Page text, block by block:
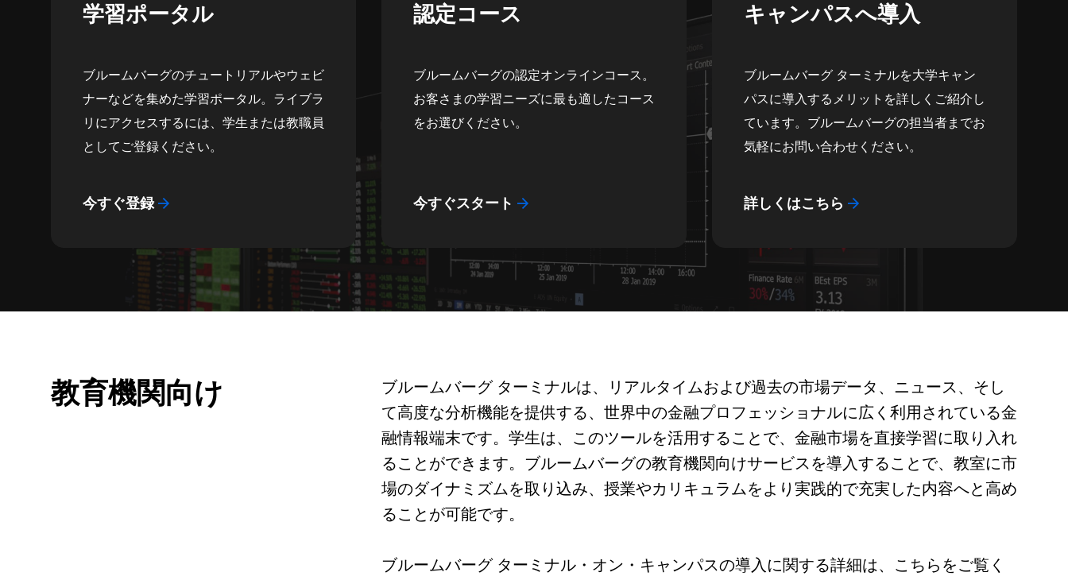
学習ポータル
ブルームバーグのチュートリアルやウェビ
ナーなどを集めた学習ポータル。ライブラ
リにアクセスするには、学生または教職員
としてご登録ください。
今すぐ登録
認定コース
ブルームバーグの認定オンラインコース。
お客さまの学習ニーズに最も適したコース
をお選びください。
今すぐスタート
キャンパスへ導入
ブルームバーグ ターミナルを大学キャン
パスに導入するメリットを詳しくご紹介し
ています。ブルームバーグの担当者までお
気軽にお問い合わせください。
詳しくはこちら
教育機関向け
ブルームバーグ ターミナルは、リアルタイムおよび過去の市場データ、ニュース、そし
て高度な分析機能を提供する、世界中の金融プロフェッショナルに広く利用されている金
融情報端末です。学生は、このツールを活用することで、金融市場を直接学習に取り入れ
ることができます。ブルームバーグの教育機関向けサービスを導入することで、教室に市
場のダイナミズムを取り込み、授業やカリキュラムをより実践的で充実した内容へと高め
ることが可能です。
ブルームバーグ ターミナル・オン・キャンパスの導入に関する詳細は、 こちらをご覧く